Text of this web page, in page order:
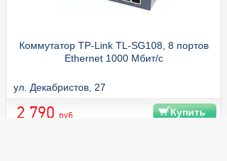
Коммутатор TP-Link TL-SG108, 8 портов
Ethernet 1000 Мбит/с
ул. Декабристов, 27
2 790 руб. Купить